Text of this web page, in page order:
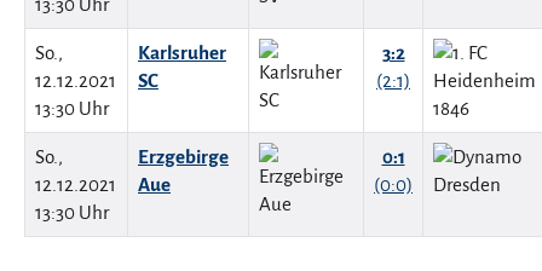
13:30 Uhr
So.,
12.12.2021
13:30 Uhr
Karlsruher
SC
3:2
(2:1)
So.,
12.12.2021
13:30 Uhr
Erzgebirge
Aue
0:1
(0:0)